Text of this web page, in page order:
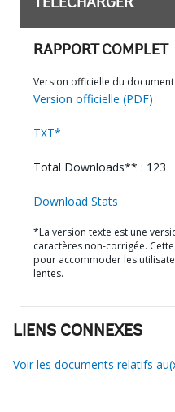
TÉLÉCHARGER
RAPPORT COMPLET
Version officielle du
Version officielle (PDF)
TXT*
Total Downloads** : 123
Download Stats
*La version texte est une
caractères non-corrigée.
pour accommoder les
lentes.
LIENS CONNEXES
Voir les documents relatifs